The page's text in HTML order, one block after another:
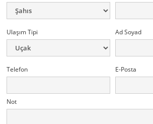
Ulaşım Tipi Ad Soyad
Telefon E-Posta
Not